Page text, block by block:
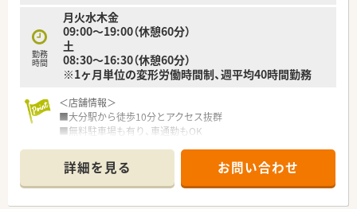
勤務
時間
月火水木金
09:00～19:00（休憩60分）
土
08:30～16:30（休憩60分）
※1ヶ月単位の変形労働時間制、週平均40時間勤務
＜店舗情報＞
■大分駅から徒歩10分とアクセス抜群
■無料駐車場も有り、車通勤もOK
は50%を切っております。
■画像監査システム等の設備が充実しております。
■錠剤監査システム・自動分割分包機も導入済み
詳細を見る お問い合わせ